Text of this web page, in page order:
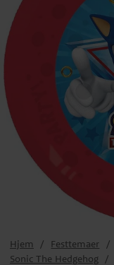
Hjem Festtemaer
Sonic The Hedgehog